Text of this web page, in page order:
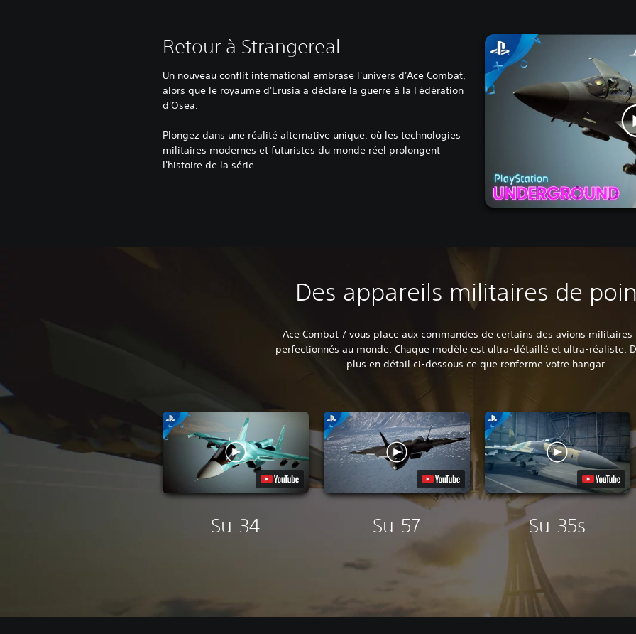
Retour à Strangereal
Un nouveau conflit international embrase l'univers d'Ace Combat,
alors que le royaume d'Erusia a déclaré la guerre à la Fédération
d'Osea.
Plongez dans une réalité alternative unique, où les technologies
militaires modernes et futuristes du monde réel prolongent
l'histoire de la série.
Des appareils militaires de
Ace Combat 7 vous place aux commandes de certains des avions militaires
perfectionnés au monde. Chaque modèle est ultra-détaillé et ultra-réaliste.
plus en détail ci-dessous ce que renferme votre hangar.
Su-34 Su-57 Su-35s